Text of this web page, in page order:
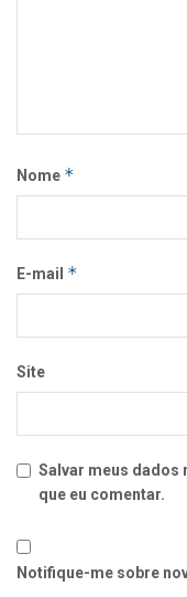
Nome *
E-mail *
Site
Salvar meus dados
que eu comentar.
Notifique-me sobre